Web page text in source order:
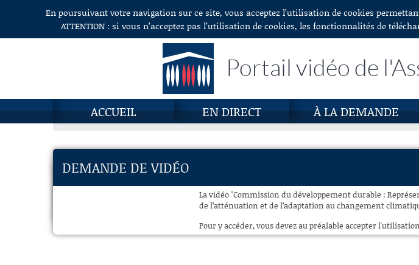
Aller au contenuEn poursuivant votre navigation sur ce site, vous acceptez l’utilisation de cookies
ATTENTION : si vous n’acceptez pas l’utilisation de cookies, les fonctionnalités de
Portail vidéo de
ACCUEIL EN DIRECT À LA DEMANDE
DEMANDE DE VIDÉO
La vidéo "Commission du développement durable :
de l’atténuation et de l’adaptation au changement
Pour y accéder, vous devez au préalable accepter